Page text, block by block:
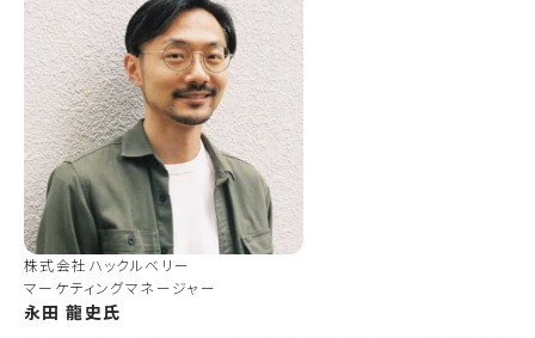
株式会社ハックルベリー
マーケティングマネージャー
永田 龍史氏